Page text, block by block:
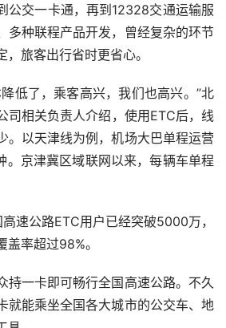
公交一卡通，再到12328交通运输服
多种联程产品开发，曾经复杂的环节
旅客出行省时更省心。
低了，乘客高兴，我们也高兴。”北
司相关负责人介绍，使用ETC后，线
。以天津线为例，机场大巴单程运营
。京津冀区域联网以来，每辆车单程
高速公路ETC用户已经突破5000万，
盖率超过98%。
持一卡即可畅行全国高速公路。不久
就能乘坐全国各大城市的公交车、地